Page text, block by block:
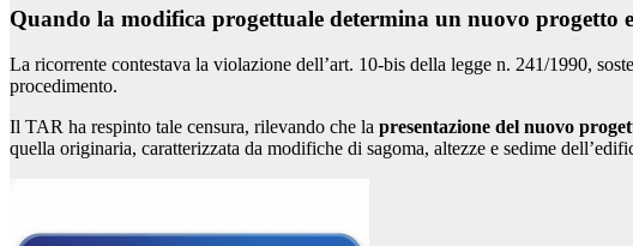
Quando la modifica progettuale determina un nuovo progetto
La ricorrente contestava la violazione dell’art. 10-bis della legge n. 241/1990,
procedimento.
Il TAR ha respinto tale censura, rilevando che la presentazione del nuovo
quella originaria, caratterizzata da modifiche di sagoma, altezze e sedime